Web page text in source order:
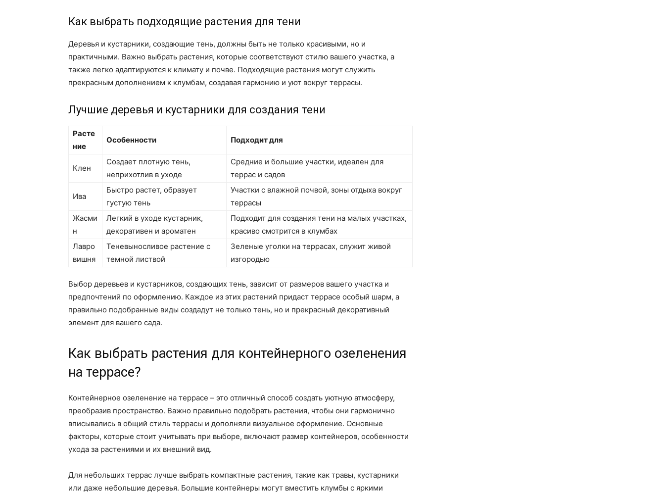
Как выбрать подходящие растения для тени
Деревья и кустарники, создающие тень, должны быть не только красивыми, но и
практичными. Важно выбрать растения, которые соответствуют стилю вашего участка, а
также легко адаптируются к климату и почве. Подходящие растения могут служить
прекрасным дополнением к клумбам, создавая гармонию и уют вокруг террасы.
Лучшие деревья и кустарники для создания тени
Расте
ние
Особенности Подходит для
Клен
Создает плотную тень,
неприхотлив в уходе
Средние и большие участки, идеален для
террас и садов
Ива
Быстро растет, образует
густую тень
Участки с влажной почвой, зоны отдыха вокруг
террасы
Жасми
н
Легкий в уходе кустарник,
декоративен и ароматен
Подходит для создания тени на малых участках,
красиво смотрится в клумбах
Лавро
вишня
Теневыносливое растение с
темной листвой
Зеленые уголки на террасах, служит живой
изгородью
Выбор деревьев и кустарников, создающих тень, зависит от размеров вашего участка и
предпочтений по оформлению. Каждое из этих растений придаст террасе особый шарм, а
правильно подобранные виды создадут не только тень, но и прекрасный декоративный
элемент для вашего сада.
Как выбрать растения для контейнерного озеленения
на террасе?
Контейнерное озеленение на террасе – это отличный способ создать уютную атмосферу,
преобразив пространство. Важно правильно подобрать растения, чтобы они гармонично
вписывались в общий стиль террасы и дополняли визуальное оформление. Основные
факторы, которые стоит учитывать при выборе, включают размер контейнеров, особенности
ухода за растениями и их внешний вид.
Для небольших террас лучше выбрать компактные растения, такие как травы, кустарники
или даже небольшие деревья. Большие контейнеры могут вместить клумбы с яркими